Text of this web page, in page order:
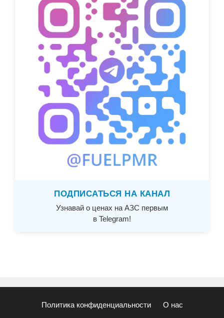
ПОДПИСАТЬСЯ НА КАНАЛ
Узнавай о ценах на АЗС первым
в Telegram!
Политика конфиденциальности О нас